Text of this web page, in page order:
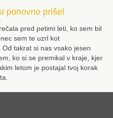
ponovno prišel
pred petimi leti, ko sem bil
sem te uzrl kot
takrat si nas vsako jesen
ko si se premikal v kraje, kjer
letom je postajal tvoj korak